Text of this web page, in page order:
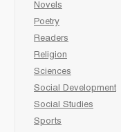
Novels
Poetry
Readers
Religion
Sciences
Social Development
Social Studies
Sports